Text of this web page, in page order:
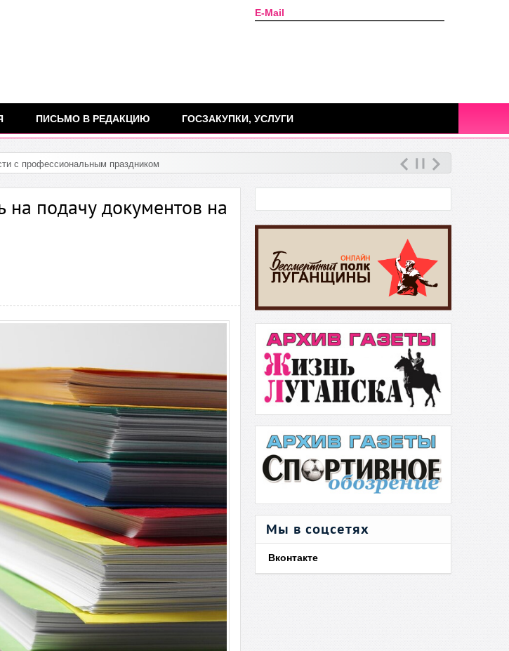
E-Mail
ПИСЬМО В РЕДАКЦИЮ ГОСЗАКУПКИ, УСЛУГИ
на подачу документов на
Мы в соцсетях
Вконтакте